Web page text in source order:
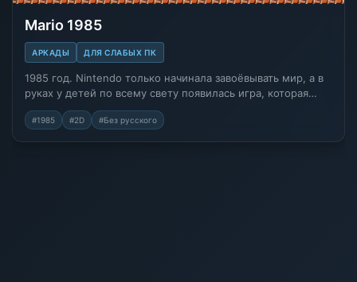
Mario 1985
АРКАДЫ ДЛЯ СЛАБЫХ ПК
1985 год. Nintendo только начинала завоёвывать мир, а в
руках у детей по всему свету появилась игра, которая…
#1985 #2D #Без русского